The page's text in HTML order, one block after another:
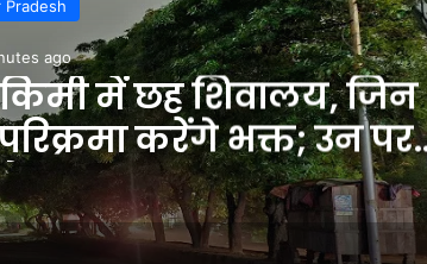
Pradesh
ago
में छह शिवालय, जिन
परिक्रमा करेंगे भक्त; उन पर
– INA